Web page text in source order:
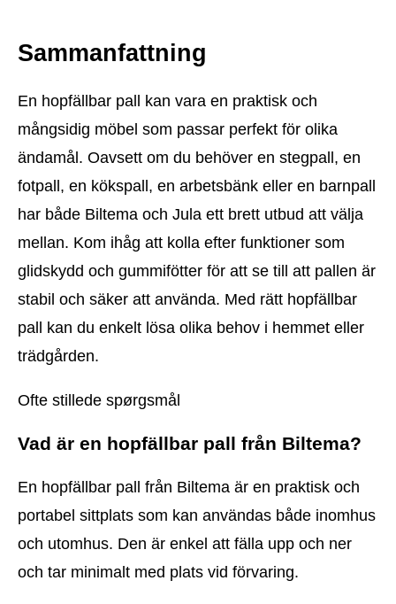
Sammanfattning
En hopfällbar pall kan vara en praktisk och
mångsidig möbel som passar perfekt för olika
ändamål. Oavsett om du behöver en stegpall, en
fotpall, en kökspall, en arbetsbänk eller en barnpall
har både Biltema och Jula ett brett utbud att välja
mellan. Kom ihåg att kolla efter funktioner som
glidskydd och gummifötter för att se till att pallen är
stabil och säker att använda. Med rätt hopfällbar
pall kan du enkelt lösa olika behov i hemmet eller
trädgården.
Ofte stillede spørgsmål
Vad är en hopfällbar pall från Biltema?
En hopfällbar pall från Biltema är en praktisk och
portabel sittplats som kan användas både inomhus
och utomhus. Den är enkel att fälla upp och ner
och tar minimalt med plats vid förvaring.